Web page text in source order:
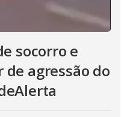
socorro e
de agressão do